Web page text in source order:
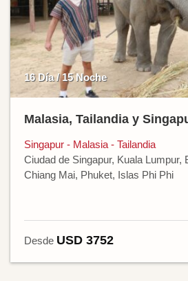
16 Día / 15 Noche
Malasia, Tailandia y
Singapur - Malasia - Tailandia
Ciudad de Singapur, Kuala Lumpur,
Chiang Mai, Phuket, Islas Phi Phi
Desde USD 3752